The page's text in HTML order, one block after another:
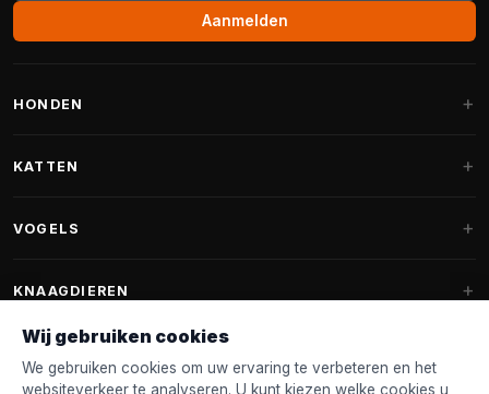
Aanmelden
HONDEN
Fantail hondenmanden
KATTEN
Krabpalen voor Maine Coon
Krabpaal onderdelen
Krabtonnen
VOGELS
Voederhuisjes
KNAAGDIEREN
Konijnenvoer
Knaagdierenvoer
FANTAIL
Wij gebruiken cookies
We gebruiken cookies om uw ervaring te verbeteren en het
websiteverkeer te analyseren. U kunt kiezen welke cookies u